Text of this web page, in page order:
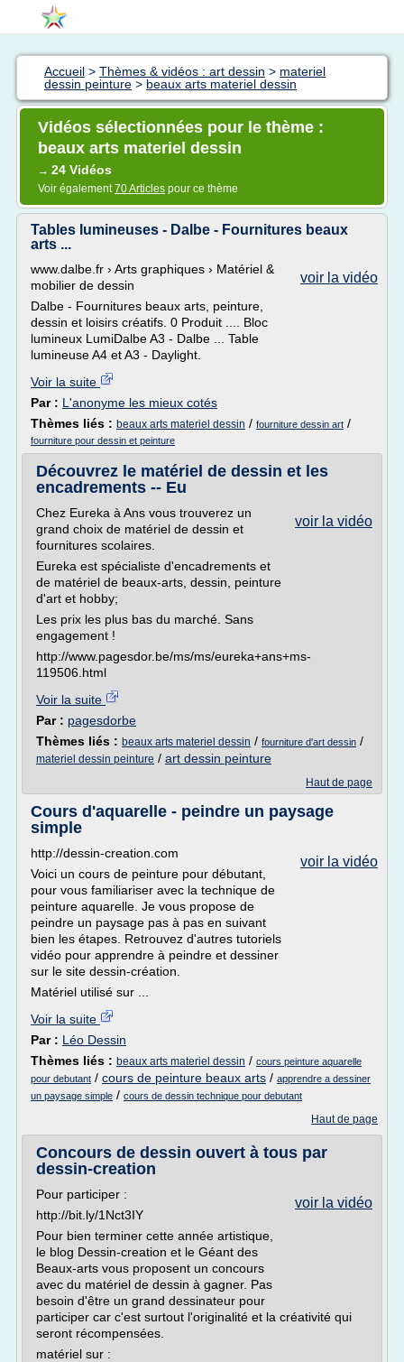
Accueil > Thèmes & vidéos : art dessin > materiel
dessin peinture > beaux arts materiel dessin
Vidéos sélectionnées pour le thème :
beaux arts materiel dessin
→ 24 Vidéos
Voir également70 Articles pour ce thème
Tables lumineuses - Dalbe - Fournitures beaux
arts ...
voir la vidéo
www.dalbe.fr › Arts graphiques › Matériel &
mobilier de dessin
Dalbe - Fournitures beaux arts, peinture,
dessin et loisirs créatifs. 0 Produit .... Bloc
lumineux LumiDalbe A3 - Dalbe ... Table
lumineuse A4 et A3 - Daylight.
Voir la suite
Par : L'anonyme les mieux cotés
Thèmes liés : beaux arts materiel dessin / fourniture dessin art /
fourniture pour dessin et peinture
Découvrez le matériel de dessin et les
encadrements -- Eu
voir la vidéo
Chez Eureka à Ans vous trouverez un
grand choix de matériel de dessin et
fournitures scolaires.
Eureka est spécialiste d'encadrements et
de matériel de beaux-arts, dessin, peinture
d'art et hobby;
Les prix les plus bas du marché. Sans
engagement !
http://www.pagesdor.be/ms/ms/eureka+ans+ms-
119506.html
Voir la suite
Par : pagesdorbe
Thèmes liés : beaux arts materiel dessin / fourniture d'art dessin /
materiel dessin peinture / art dessin peinture
Haut de page
Cours d'aquarelle - peindre un paysage
simple
voir la vidéo
http://dessin-creation.com
Voici un cours de peinture pour débutant,
pour vous familiariser avec la technique de
peinture aquarelle. Je vous propose de
peindre un paysage pas à pas en suivant
bien les étapes. Retrouvez d'autres tutoriels
vidéo pour apprendre à peindre et dessiner
sur le site dessin-création.
Matériel utilisé sur ...
Voir la suite
Par : Léo Dessin
Thèmes liés : beaux arts materiel dessin / cours peinture aquarelle
pour debutant / cours de peinture beaux arts / apprendre a dessiner
un paysage simple / cours de dessin technique pour debutant
Haut de page
Concours de dessin ouvert à tous par
dessin-creation
voir la vidéo
Pour participer :
http://bit.ly/1Nct3IY
Pour bien terminer cette année artistique,
le blog Dessin-creation et le Géant des
Beaux-arts vous proposent un concours
avec du matériel de dessin à gagner. Pas
besoin d'être un grand dessinateur pour
participer car c'est surtout l'originalité et la créativité qui
seront récompensées.
matériel sur :